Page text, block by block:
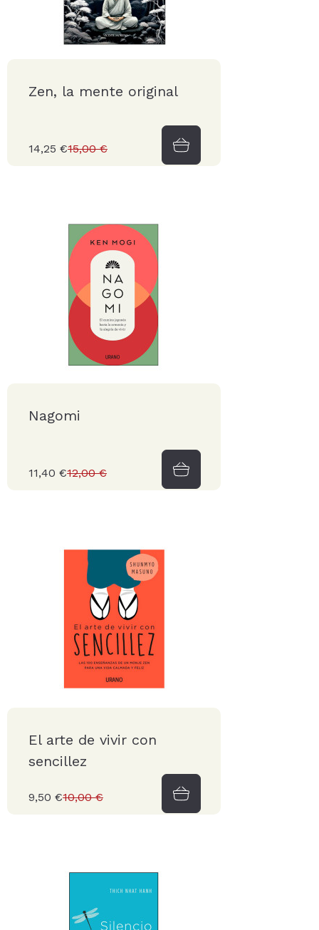
Zen, la mente original
14,25 €15,00 €
Nagomi
11,40 €12,00 €
El arte de vivir con
sencillez
9,50 €10,00 €